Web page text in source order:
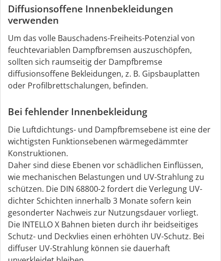
Diffusionsoffene Innenbekleidungen
verwenden
Um das volle Bauschadens-Freiheits-Potenzial von
feuchtevariablen Dampfbremsen auszuschöpfen,
sollten sich raumseitig der Dampfbremse
diffusionsoffene Bekleidungen, z. B. Gipsbauplatten
oder Profilbrettschalungen, befinden.
Bei fehlender Innenbekleidung
Die Luftdichtungs- und Dampfbremsebene ist eine der
wichtigsten Funktionsebenen wärmegedämmter
Konstruktionen.
Daher sind diese Ebenen vor schädlichen Einflüssen,
wie mechanischen Belastungen und UV-Strahlung zu
schützen. Die DIN 68800-2 fordert die Verlegung UV-
dichter Schichten innerhalb 3 Monate sofern kein
gesonderter Nachweis zur Nutzungsdauer vorliegt.
Die INTELLO X Bahnen bieten durch ihr beidseitiges
Schutz- und Deckvlies einen erhöhten UV-Schutz. Bei
diffuser UV-Strahlung können sie dauerhaft